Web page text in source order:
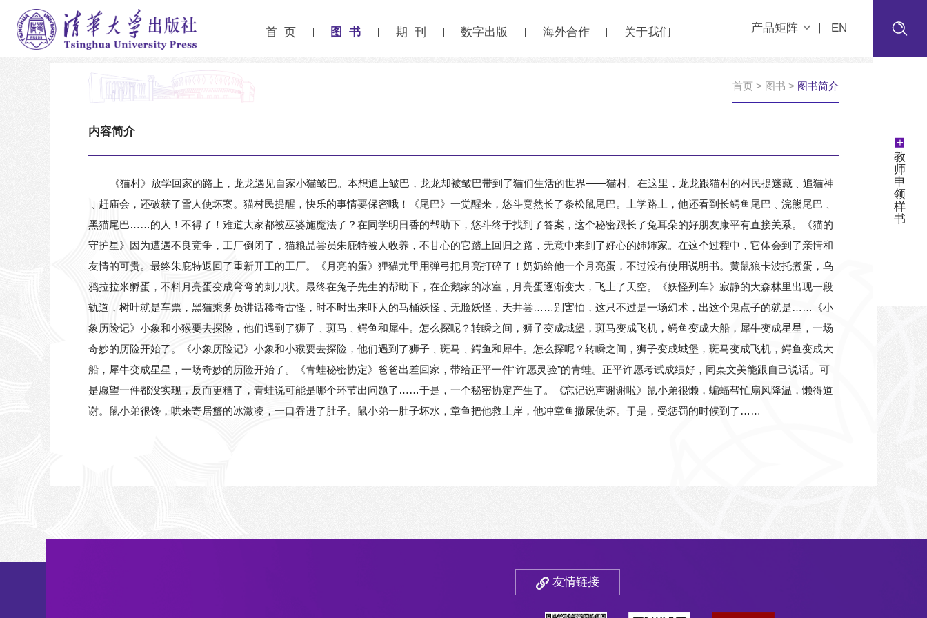
首 页 图 书 期 刊 数字出版 海外合作 关于我们 产品矩阵 EN
+
教
师
申
领
样
书
首页 > 图书 > 图书简介
内容简介
《猫村》放学回家的路上，龙龙遇见自家小猫皱巴。本想追上皱巴，龙龙却被皱巴带到了猫们生活的世界——猫村。在这里，龙龙跟猫村的村民捉迷藏﹑追猫神
﹑赶庙会，还破获了雪人使坏案。猫村民提醒，快乐的事情要保密哦！《尾巴》一觉醒来，悠斗竟然长了条松鼠尾巴。上学路上，他还看到长鳄鱼尾巴﹑浣熊尾巴﹑
黑猫尾巴……的人！不得了！难道大家都被巫婆施魔法了？在同学明日香的帮助下，悠斗终于找到了答案，这个秘密跟长了兔耳朵的好朋友康平有直接关系。《猫的
守护星》因为遭遇不良竞争，工厂倒闭了，猫粮品尝员朱庇特被人收养，不甘心的它踏上回归之路，无意中来到了好心的婶婶家。在这个过程中，它体会到了亲情和
友情的可贵。最终朱庇特返回了重新开工的工厂。《月亮的蛋》狸猫尤里用弹弓把月亮打碎了！奶奶给他一个月亮蛋，不过没有使用说明书。黄鼠狼卡波托煮蛋，乌
鸦拉拉米孵蛋，不料月亮蛋变成弯弯的刺刀状。最终在兔子先生的帮助下，在企鹅家的冰室，月亮蛋逐渐变大，飞上了天空。《妖怪列车》寂静的大森林里出现一段
轨道，树叶就是车票，黑猫乘务员讲话稀奇古怪，时不时出来吓人的马桶妖怪﹑无脸妖怪﹑天井尝……别害怕，这只不过是一场幻术，出这个鬼点子的就是……《小
象历险记》小象和小猴要去探险，他们遇到了狮子﹑斑马﹑鳄鱼和犀牛。怎么探呢？转瞬之间，狮子变成城堡，斑马变成飞机，鳄鱼变成大船，犀牛变成星星，一场
奇妙的历险开始了。《小象历险记》小象和小猴要去探险，他们遇到了狮子﹑斑马﹑鳄鱼和犀牛。怎么探呢？转瞬之间，狮子变成城堡，斑马变成飞机，鳄鱼变成大
船，犀牛变成星星，一场奇妙的历险开始了。《青蛙秘密协定》爸爸出差回家，带给正平一件“许愿灵验”的青蛙。正平许愿考试成绩好，同桌文美能跟自己说话。可
是愿望一件都没实现，反而更糟了，青蛙说可能是哪个环节出问题了……于是，一个秘密协定产生了。《忘记说声谢谢啦》鼠小弟很懒，蝙蝠帮忙扇风降温，懒得道
谢。鼠小弟很馋，哄来寄居蟹的冰激凌，一口吞进了肚子。鼠小弟一肚子坏水，章鱼把他救上岸，他冲章鱼撒尿使坏。于是，受惩罚的时候到了……
友情链接